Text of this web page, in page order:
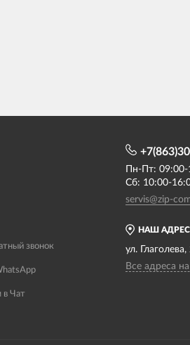
звонок
в Чат
НАШ АДРЕС
ул.
Все адреса
Пн-Пт:
Сб: 10:00-
servis@zip-